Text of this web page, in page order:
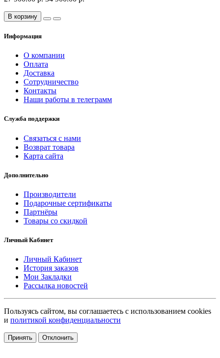
В корзину
Информация
О компании
Оплата
Доставка
Сотрудничество
Контакты
Наши работы в телеграмм
Служба поддержки
Связаться с нами
Возврат товара
Карта сайта
Дополнительно
Производители
Подарочные сертификаты
Партнёры
Товары со скидкой
Личный Кабинет
Личный Кабинет
История заказов
Мои Закладки
Рассылка новостей
Пользуясь сайтом, вы соглашаетесь с использованием cookies
и политикой конфиденциальности
Принять Отклонить